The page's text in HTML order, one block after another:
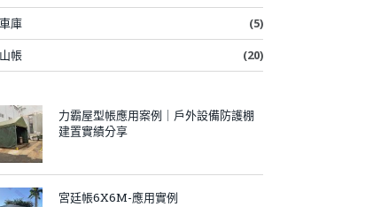
庫
(5)
帳
(20)
力霸屋型帳應用案例｜戶外設備防護棚
建置實績分享
宮廷帳6X6M-應用實例